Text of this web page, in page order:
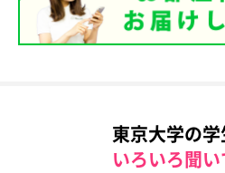
東京大学の
いろいろ聞い